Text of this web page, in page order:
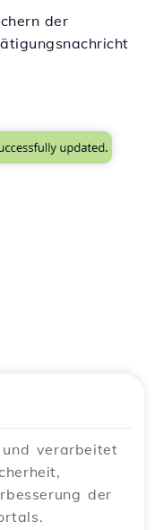
der
verarbeitet
der